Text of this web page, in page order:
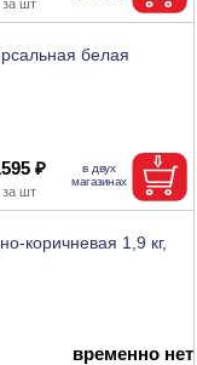
белая
₽
коричневая 1,9 кг,
временно нет